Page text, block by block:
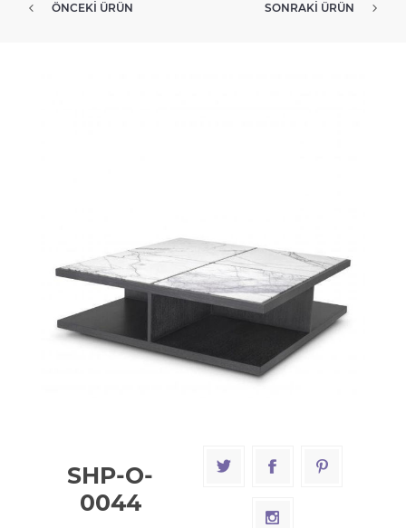
ÖNCEKI ÜRÜN SONRAKI ÜRÜN
SHP-O-
0044